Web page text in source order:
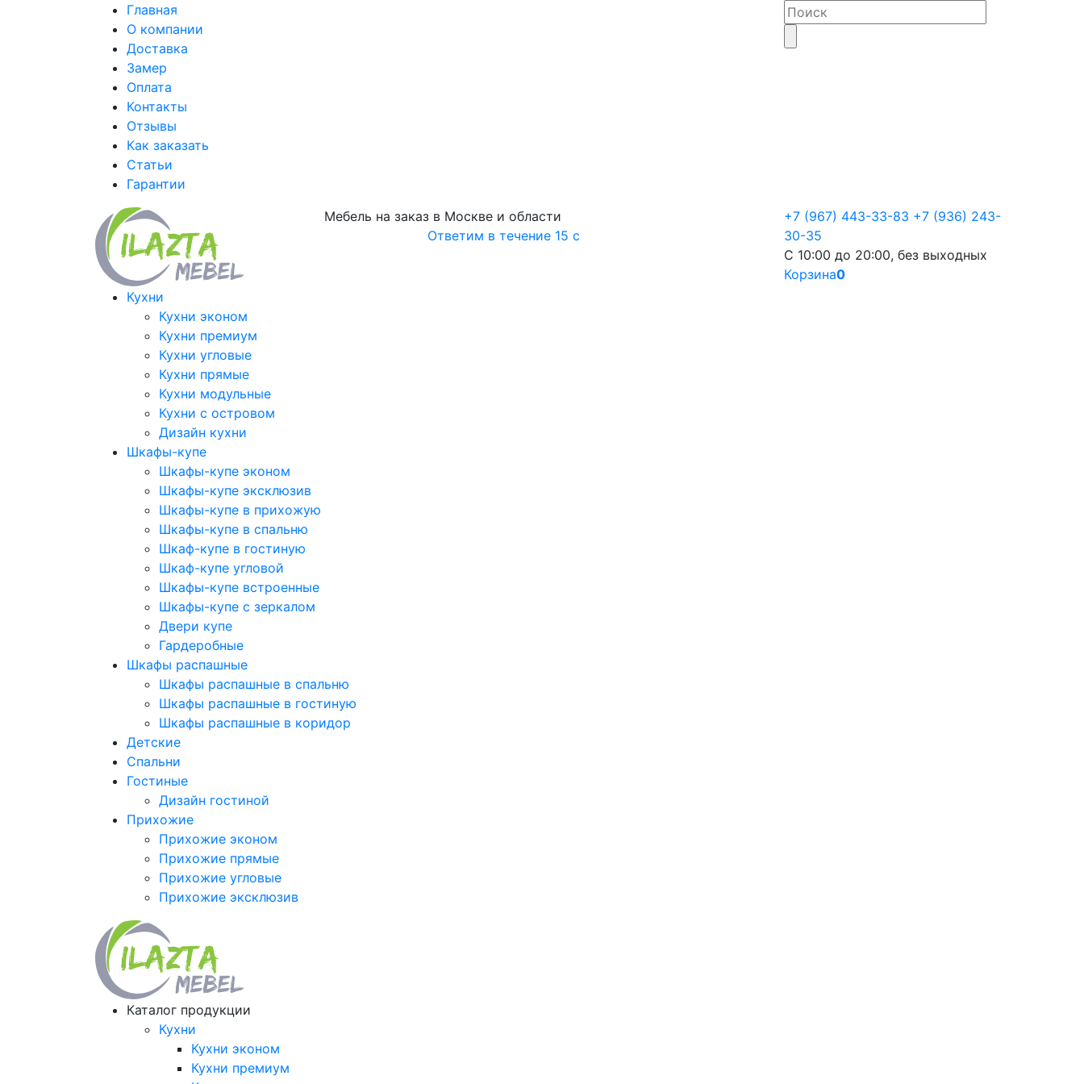
Главная
О компании
Доставка
Замер
Оплата
Контакты
Отзывы
Как заказать
Статьи
Гарантии
Мебель на заказ в Москве и области
Ответим в течение 15 с
+7 (967) 443-33-83 +7 (936) 243-
30-35
С 10:00 до 20:00, без выходных
Корзина0
Кухни
Кухни эконом
Кухни премиум
Кухни угловые
Кухни прямые
Кухни модульные
Кухни с островом
Дизайн кухни
Шкафы-купе
Шкафы-купе эконом
Шкафы-купе эксклюзив
Шкафы-купе в прихожую
Шкафы-купе в спальню
Шкаф-купе в гостиную
Шкаф-купе угловой
Шкафы-купе встроенные
Шкафы-купе с зеркалом
Двери купе
Гардеробные
Шкафы распашные
Шкафы распашные в спальню
Шкафы распашные в гостиную
Шкафы распашные в коридор
Детские
Спальни
Гостиные
Дизайн гостиной
Прихожие
Прихожие эконом
Прихожие прямые
Прихожие угловые
Прихожие эксклюзив
Каталог продукции
Кухни
Кухни эконом
Кухни премиум